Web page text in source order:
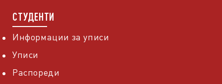
СТУДЕНТИ
Информации за уписи
Уписи
Распореди